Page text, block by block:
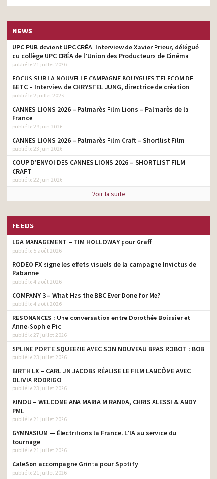
NEWS
UPC PUB devient UPC CRÉA. Interview de Xavier Prieur, délégué
du collège UPC CRÉA de l’Union des Producteurs de Cinéma
publié le 21 juillet 2026
FOCUS SUR LA NOUVELLE CAMPAGNE BOUYGUES TELECOM DE
BETC – Interview de CHRYSTEL JUNG, directrice de création
publié le 2 juillet 2026
CANNES LIONS 2026 – Palmarès Film Lions – Palmarès de la
France
publié le 29 juin 2026
CANNES LIONS 2026 – Palmarès Film Craft – Shortlist Film
publié le 23 juin 2026
COUP D’ENVOI DES CANNES LIONS 2026 – SHORTLIST FILM
CRAFT
publié le 22 juin 2026
Voir la suite
FEEDS
LGA MANAGEMENT – TIM HOLLOWAY pour Graff
publié le 5 août 2026
RODEO FX signe les effets visuels de la campagne Invictus de
Rabanne
publié le 4 août 2026
COMPANY 3 – What Has the BBC Ever Done for Me?
publié le 4 août 2026
RESONANCES : Une conversation entre Dorothée Boissier et
Anne-Sophie Pic
publié le 27 juillet 2026
SPLINE PORTE SQUEEZIE AVEC SON NOUVEAU BRAS ROBOT : BOB
publié le 23 juillet 2026
BIRTH LX – CARLIJN JACOBS RÉALISE LE FILM LANCÔME AVEC
OLIVIA RODRIGO
publié le 23 juillet 2026
KINOU – WELCOME ANA MARIA MIRANDA, CHRIS ALESSI & ANDY
PML
publié le 21 juillet 2026
GYMNASIUM — Électrifions la France. L’IA au service du
tournage
publié le 21 juillet 2026
CaleSon accompagne Grinta pour Spotify
publié le 21 juillet 2026